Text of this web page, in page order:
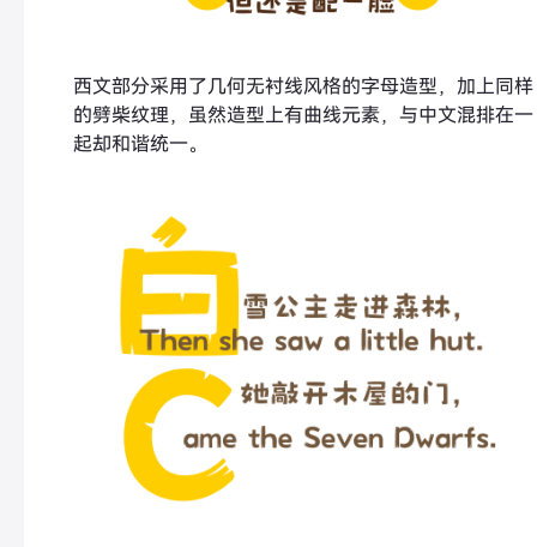
西文部分采用了几何无衬线风格的字母造型，加上同样
的劈柴纹理，虽然造型上有曲线元素，与中文混排在一
起却和谐统一。